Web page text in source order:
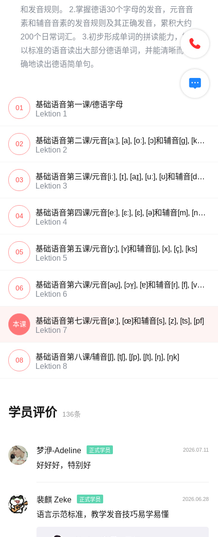
和发音规则。 2.掌握德语30个字母的发音，元音音
素和辅音音素的发音规则及其正确发音，累积大约
200个日常词汇。 3.初步形成单词的拼读能力，能够
以标准的语音读出大部分德语单词，并能清晰而准
确地读出德语简单句。
01
基础语音第一课/德语字母
Lektion 1
02
基础语音第二课/元音[aː], [a], [oː], [ɔ]和辅音[g], [k], [b], [p]
Lektion 2
03
基础语音第三课/元音[iː], [ɪ], [aɪ̯], [uː], [ʊ]和辅音[d], [t], [h]
Lektion 3
04
基础语音第四课/元音[eː], [ɛː], [ɛ], [ə]和辅音[m], [n], [l]
Lektion 4
05
基础语音第五课/元音[y:], [ʏ]和辅音[j], [x], [ç], [ks]
Lektion 5
06
基础语音第六课/元音[aʊ̯], [ɔʏ̯], [ɐ]和辅音[r], [f], [v], [kv]
Lektion 6
本课
基础语音第七课/元音[øː], [œ]和辅音[s], [z], [ts], [pf]
Lektion 7
08
基础语音第八课/辅音[ʃ], [tʃ], [ʃp], [ʃt], [ŋ], [ŋk]
Lektion 8
学员评价 136条
梦洢-Adeline 正式学员 2026.07.11
好好好，特别好
裴麒 Zeke 正式学员 2026.06.28
语言示范标准，教学发音技巧易学易懂

